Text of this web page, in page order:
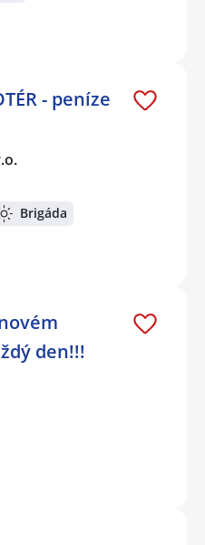
- peníze
Brigáda
den!!!